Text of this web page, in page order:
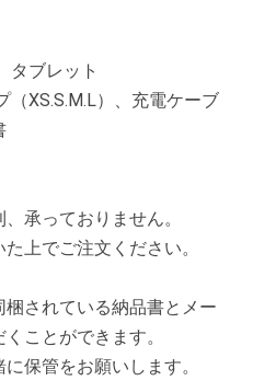
タブレット
（XS.S.M.L）、充電ケーブ
承っておりません。
上でご注文ください。
されている納品書とメー
ことができます。
保管をお願いします。